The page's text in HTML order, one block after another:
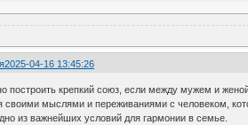
2025-04-16 13:45:26
построить крепкий союз, если между мужем и
своими мыслями и переживаниями с человеком,
из важнейших условий для гармонии в семье.